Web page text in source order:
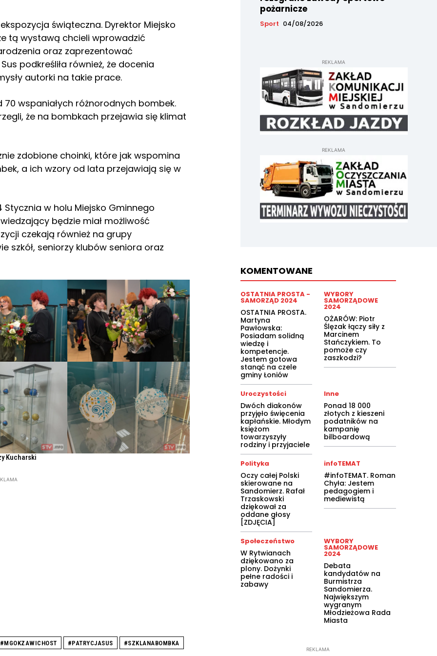
świąteczna. Dyrektor Miejsko
tą wystawą chcieli wprowadzić
oraz zaprezentować
podkreśliła również, że docenia
autorki na takie prace.
wspaniałych różnorodnych bombek.
że na bombkach przejawia się klimat
zdobione choinki, które jak wspomina
a ich wzory od lata przejawiają się w
w holu Miejsko Gminnego
będzie miał możliwość
czekają również na grupy
szkół, seniorzy klubów seniora oraz
Kucharski
#MGOKZAWICHOST #PATRYCJASUS #SZKLANABOMBKA
pożarnicze
Sport 04/08/2026
REKLAMA
REKLAMA
KOMENTOWANE
OSTATNIA PROSTA -
SAMORZĄD 2024
OSTATNIA PROSTA.
Martyna
Pawłowska:
Posiadam solidną
wiedzę i
kompetencje.
Jestem gotowa
stanąć na czele
gminy Łoniów
WYBORY
SAMORZĄDOWE
2024
OŻARÓW: Piotr
Ślęzak łączy siły z
Marcinem
Stańczykiem. To
pomoże czy
zaszkodzi?
Uroczystości
Dwóch diakonów
przyjęło święcenia
kapłańskie. Młodym
księżom
towarzyszyły
rodziny i przyjaciele
Inne
Ponad 18 000
złotych z kieszeni
podatników na
kampanię
bilboardową
Polityka
Oczy całej Polski
skierowane na
Sandomierz. Rafał
Trzaskowski
dziękował za
oddane głosy
[ZDJĘCIA]
infoTEMAT
#infoTEMAT. Roman
Chyła: Jestem
pedagogiem i
mediewistą
Społeczeństwo
W Rytwianach
dziękowano za
plony. Dożynki
pełne radości i
zabawy
WYBORY
SAMORZĄDOWE
2024
Debata
kandydatów na
Burmistrza
Sandomierza.
Największym
wygranym
Młodzieżowa Rada
Miasta
REKLAMA